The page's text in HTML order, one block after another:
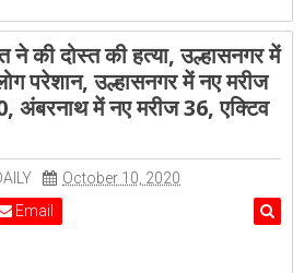
kalyan
ulhasnagar
हत्या, उल्हासनगर में बिजली बिल से लोग परेशान,
570, अंबरनाथ में नए मरीज 36, एक्टिव 390
ने की दोस्त की हत्या, उल्हासनगर में
परेशान, उल्हासनगर में नए मरीज
अंबरनाथ में नए मरीज 36, एक्टिव
October 10, 2020
Email